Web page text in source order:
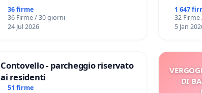
sulla Pedemontana Veneta
36 firme
36 Firme / 30 giorni
24 Jul 2026
1 647
32
5 Jan
Contovello - parcheggio riservato
ai residenti
51 firme
DI